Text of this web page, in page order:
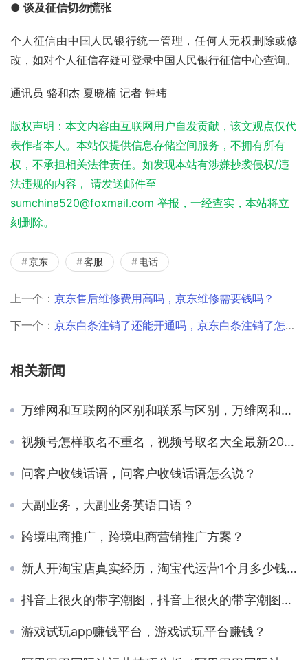
● 谈及征信切勿慌张
个人征信由中国人民银行统一管理，任何人无权删除或修
改，如对个人征信存疑可登录中国人民银行征信中心
通讯员 骆和杰 夏晓楠 记者 钟玮
版权声明：本文内容由互联网用户自发贡献，该文观点仅代
表作者本人。本站仅提供信息存储空间服务，不拥有所有
权，不承担相关法律责任。如发现本站有涉嫌抄袭侵权/违
法违规的内容， 请发送邮件至
sumchina520@foxmail.com 举报，一经查实，本站将立
刻删除。
京东 客服 电话
上一个： 京东售后维修费用高吗，京东维修需要钱吗？
下一个： 京东白条注销了还能开通吗，京东白条注销了怎么重新开通？
相关新闻
万维网和互联网的区别和联系与区别，万维网和互联网有何联系和区别？
视频号怎样取名不重名，视频号取名大全最新2023？
问客户收钱话语，问客户收钱话语怎么说？
大副业务，大副业务英语口语？
跨境电商推广，跨境电商营销推广方案？
新人开淘宝店真实经历，淘宝代运营1个月多少钱？
抖音上很火的带字潮图，抖音上很火的带字潮图壁纸？
游戏试玩app赚钱平台，游戏试玩平台赚钱？